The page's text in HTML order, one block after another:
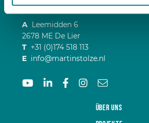
Dann nehmen Sie unverbindlich
ALeemidden 6
2678 ME De Lier
T+31 (0)174 518 113
Einfo@martinstolze.nl
Über uns